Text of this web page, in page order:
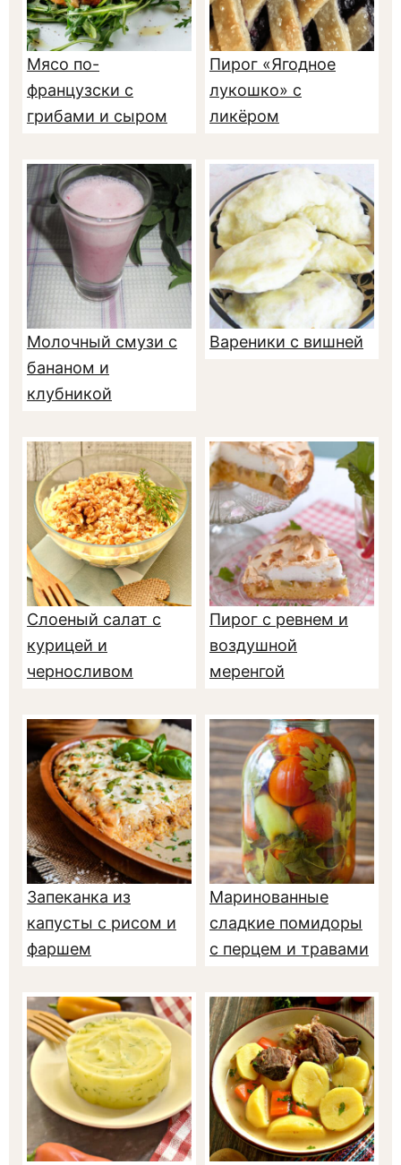
Мясо по-
французски с
грибами и сыром
Пирог «Ягодное
лукошко» с
ликёром
Молочный смузи с
бананом и
клубникой
Вареники с вишней
Слоеный салат с
курицей и
черносливом
Пирог с ревнем и
воздушной
меренгой
Запеканка из
капусты с рисом и
фаршем
Маринованные
сладкие помидоры
с перцем и травами